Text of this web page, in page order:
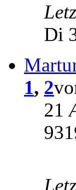
Di
1, 2
21